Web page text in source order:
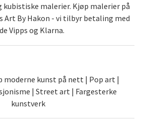
kubistiske malerier. Kjøp malerier på
Art By Hakon - vi tilbyr betaling med
Vipps og Klarna.
moderne kunst på nett | Pop art |
| Street art | Fargesterke
kunstverk